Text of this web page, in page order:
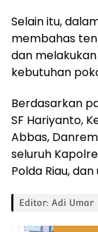
Selain itu,
membahas
dan
kebutuhan
Berdasarkan
SF Hariyanto,
Abbas,
seluruh
Polda Riau,
Editor: Adi Umar